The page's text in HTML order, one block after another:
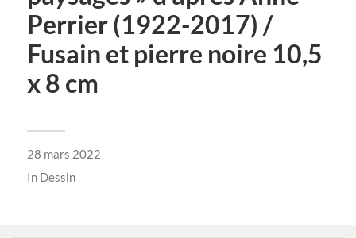
Perrier (1922-2017) /
Fusain et pierre noire 10,5
x 8 cm
28 mars 2022
In Dessin